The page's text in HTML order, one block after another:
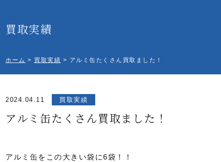
買取実績
ホーム > 買取実績 > アルミ缶たくさん買取ました！
2024.04.11 買取実績
アルミ缶たくさん買取ました！
アルミ缶をこの大きい袋に6袋！！